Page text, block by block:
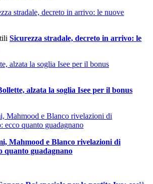
Sicurezza stradale, decreto in arrivo: le
alzata la soglia Isee per il bonus
Mahmood e Blanco rivelazioni di
quanto guadagnano